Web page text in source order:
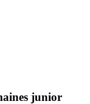
junior